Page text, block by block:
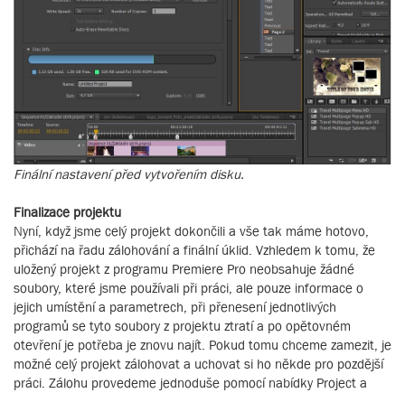
Finální nastavení před vytvořením disku.
Finalizace projektu
Nyní, když jsme celý projekt dokončili a vše tak máme hotovo,
přichází na řadu zálohování a finální úklid. Vzhledem k tomu, že
uložený projekt z programu Premiere Pro neobsahuje žádné
soubory, které jsme používali při práci, ale pouze informace o
jejich umístění a parametrech, při přenesení jednotlivých
programů se tyto soubory z projektu ztratí a po opětovném
otevření je potřeba je znovu najít. Pokud tomu chceme zamezit, je
možné celý projekt zálohovat a uchovat si ho někde pro pozdější
práci. Zálohu provedeme jednoduše pomocí nabídky Project a